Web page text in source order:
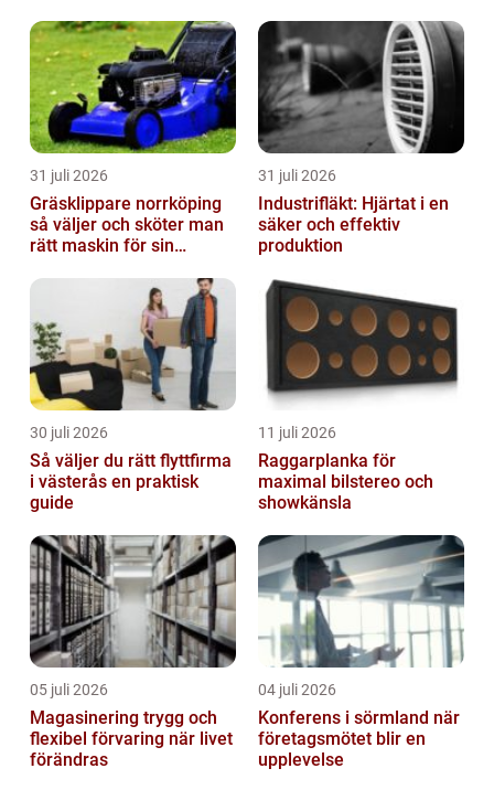
31 juli 2026
Gräsklippare norrköping
så väljer och sköter man
rätt maskin för sin
31 juli 2026
Industrifläkt: Hjärtat i en
säker och effektiv
produktion
30 juli 2026
Så väljer du rätt flyttfirma
i västerås en praktisk
guide
11 juli 2026
Raggarplanka för
maximal bilstereo och
showkänsla
05 juli 2026
Magasinering trygg och
flexibel förvaring när livet
förändras
04 juli 2026
Konferens i sörmland när
företagsmötet blir en
upplevelse